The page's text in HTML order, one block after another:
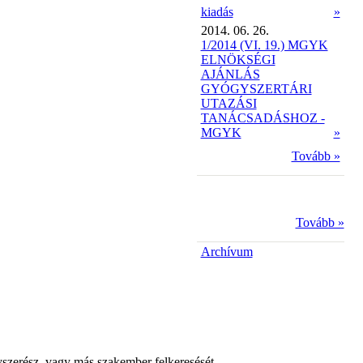
kiadás
»
2014. 06. 26.
1/2014 (VI. 19.) MGYK
ELNÖKSÉGI
AJÁNLÁS
GYÓGYSZERTÁRI
UTAZÁSI
TANÁCSADÁSHOZ -
MGYK
»
Tovább »
Tovább »
Archívum